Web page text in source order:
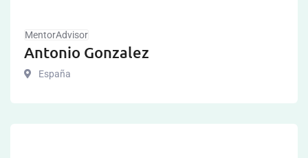
MentorAdvisor
Antonio Gonzalez
España